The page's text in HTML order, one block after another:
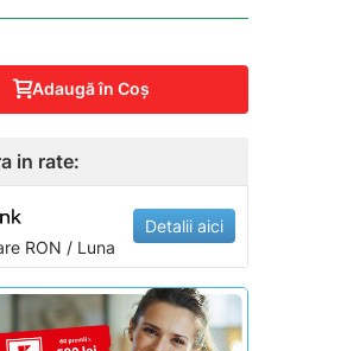
Adaugă în Coş
in rate:
RON / Luna
Detalii aici